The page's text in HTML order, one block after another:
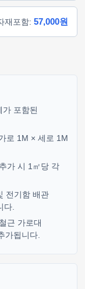
재포함: 57,000원
가 포함된
로 1M × 세로 1M
가 시 1㎡당 각
전기함 배관
다.
근 가로대
가됩니다.